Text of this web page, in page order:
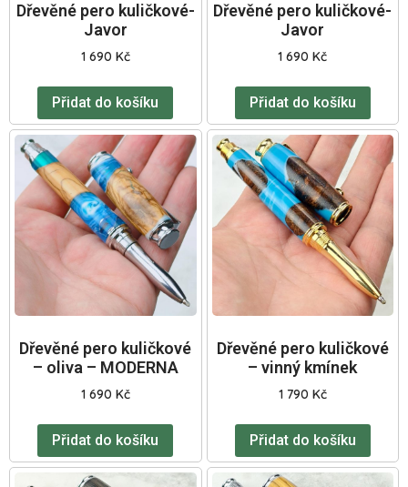
Dřevěné pero kuličkové-
Javor
1 690 Kč
Přidat do košíku
Dřevěné pero kuličkové-
Javor
1 690Kč
Přidat do košíku
Dřevěné pero kuličkové
– oliva – MODERNA
1 690 Kč
Přidat do košíku
Dřevěné pero kuličkové
– vinný kmínek
1 790 Kč
Přidat do košíku